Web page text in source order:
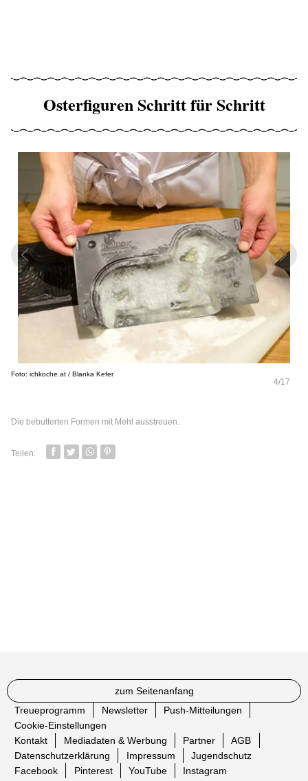
Osterfiguren Schritt für Schritt
Foto: ichkoche.at / Blanka Kefer
4/17
Die bebutterten Formen mit Mehl ausstreuen.
Teilen:
Facebook
TwitterWhatsapp senden
Pin it
zum Seitenanfang
Treueprogramm
Newsletter
Push-Mitteilungen
Cookie-Einstellungen
Kontakt
Mediadaten & Werbung Partner
AGB
Datenschutzerklärung
Impressum
Jugendschutz
Facebook
Pinterest YouTube Instagram